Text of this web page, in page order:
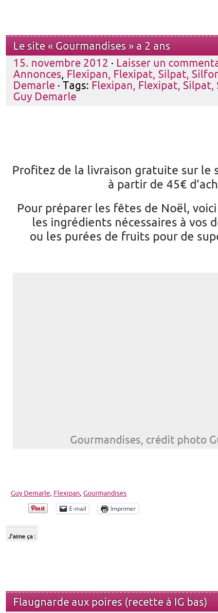
Le site « Gourmandises » a 2 ans
15. novembre 2012 · Laisser un
Annonces, Flexipan, Flexipat, Silpat,
Demarle · Tags: Flexipan, Flexipat,
Guy Demarle
Profitez de la livraison gratuite sur le
à partir de 45€
Pour préparer les fêtes de Noël, voici
les ingrédients nécessaires à vos
ou les purées de fruits pour de
Gourmandises, crédit photo
Guy Demarle, Flexipan, Gourmandises
E-mail Imprimer
J’aime ça :
Flaugnarde aux poires (recette à IG bas)